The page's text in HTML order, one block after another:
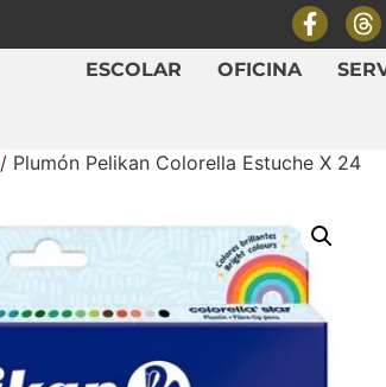
ESCOLAR OFICINA
/ Plumón Pelikan Colorella Estuche X 24